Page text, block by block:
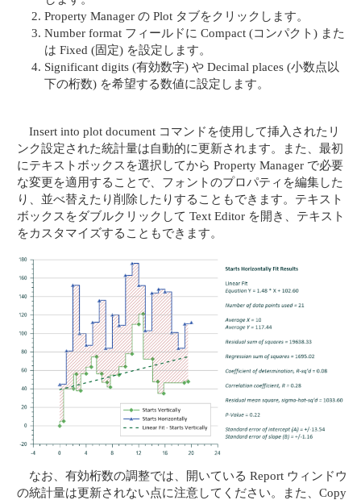
Property Manager の Plot タブをクリックします。
Number format フィールドに Compact (コンパクト) また
は Fixed (固定) を設定します。
Significant digits (有効数字) や Decimal places (小数点以
下の桁数) を希望する数値に設定します。
Insert into plot document コマンドを使用して挿入されたリ
ンク設定された統計量は自動的に更新されます。また、最初
にテキストボックスを選択してから Property Manager で必要
な変更を適用することで、フォントのプロパティを編集した
り、並べ替えたり削除したりすることもできます。テキスト
ボックスをダブルクリックして Text Editor を開き、テキスト
をカスタマイズすることもできます。
なお、有効桁数の調整では、開いている Report ウィンドウ
の統計量は更新されない点に注意してください。また、Copy